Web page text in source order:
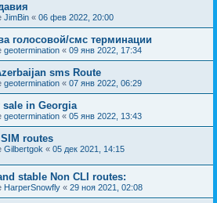
JimBin « 06 фев 2022, 20:00
голосовой/смс терминации
geotermination « 09 янв 2022, 17:34
sms Route
geotermination « 07 янв 2022, 06:29
sale in Georgia
geotermination « 05 янв 2022, 13:43
routes
Gilbertgok « 05 дек 2021, 14:15
stable Non CLI routes:
HarperSnowfly « 29 ноя 2021, 02:08